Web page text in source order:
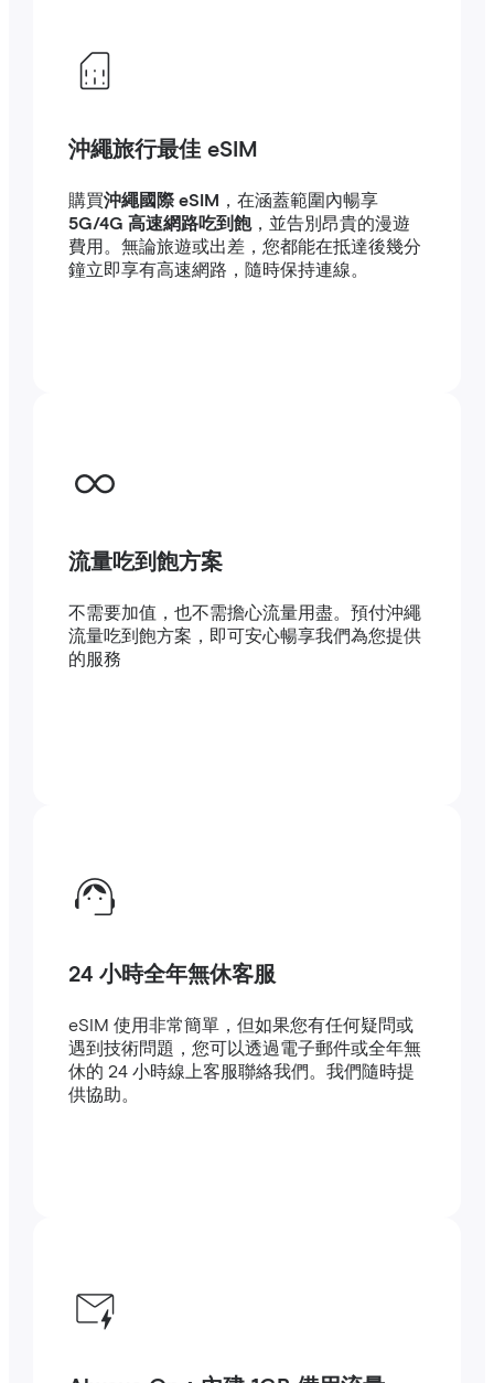
沖繩旅行最佳 eSIM
購買沖繩國際 eSIM
，在涵蓋範圍內暢享
5G/4G 高速網路吃到飽，並告別昂貴的漫遊
費用。無論旅遊或出差，您都能在抵達後幾分
鐘立即享有高速網路，隨時保持連線。
流量吃到飽方案
不需要加值，也不需擔心流量用盡。預付沖繩
流量吃到飽方案，即可安心暢享我們為您提供
的服務
24 小時全年無休客服
eSIM 使用非常簡單，但如果您有任何疑問或
遇到技術問題，您可以透過電子郵件或全年無
休的 24 小時線上客服聯絡我們。我們隨時提
供協助。